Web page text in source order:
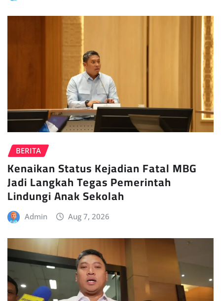
BERITA
Kenaikan Status Kejadian Fatal MBG
Jadi Langkah Tegas Pemerintah
Lindungi Anak Sekolah
Admin Aug 7, 2026